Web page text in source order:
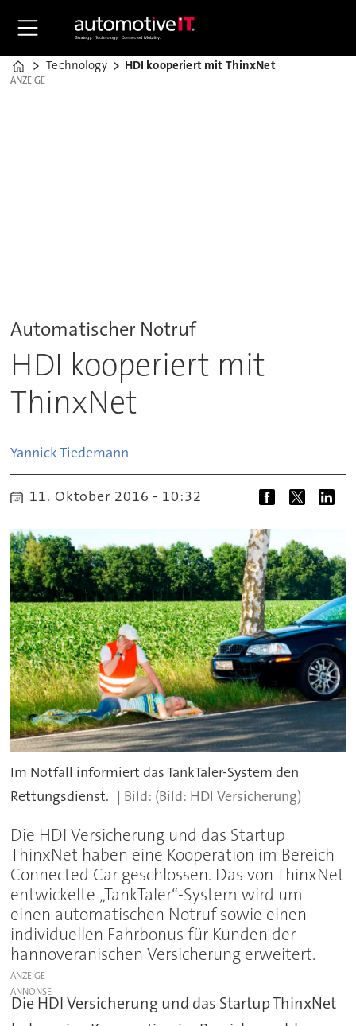
Home
Technology HDI kooperiert mit ThinxNet
ANZEIGE
ANZEIGE
Automatischer Notruf
HDI kooperiert mit
ThinxNet
YannickTiedemann
11. Oktober 2016 - 10:32
Im Notfall informiert das TankTaler-System den
Rettungsdienst.
(Bild: HDI Versicherung)
Die HDI Versicherung und das Startup
ThinxNet haben eine Kooperation im Bereich
Connected Car geschlossen. Das von ThinxNet
entwickelte „TankTaler“-System wird um
einen automatischen Notruf sowie einen
individuellen Fahrbonus für Kunden der
hannoveranischen Versicherung erweitert.
ANZEIGE
Die HDI Versicherung und das Startup ThinxNet